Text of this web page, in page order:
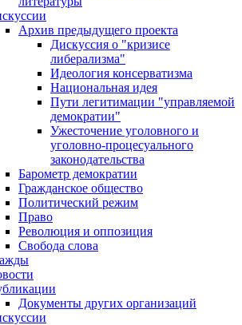
Архив предыдущего проекта
Дискуссия о "кризисе
либерализма"
Идеология консерватизма
Национальная идея
Пути легитимации "управляемой
демократии"
Ужесточение уголовного и
уголовно-процесуального
законодательства
Барометр демократии
Гражданское общество
Политический режим
Право
Революция и оппозиция
Свобода слова
Документы других организаций